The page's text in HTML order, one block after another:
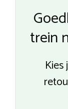
trein